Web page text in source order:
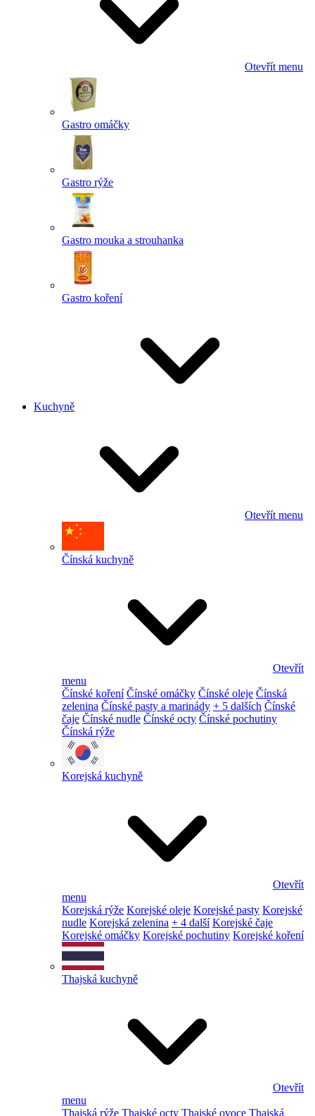
Otevřít menu
Gastro omáčky
Gastro rýže
Gastro mouka a strouhanka
Gastro koření
Kuchyně
Otevřít menu
Čínská kuchyně
Otevřít
menu
Čínské koření Čínské omáčky Čínské oleje Čínská
zelenina Čínské pasty a marinády + 5 dalších Čínské
čaje Čínské nudle Čínské octy Čínské pochutiny
Čínská rýže
Korejská kuchyně
Otevřít
menu
Korejská rýže Korejské oleje Korejské pasty Korejské
nudle Korejská zelenina + 4 další Korejské čaje
Korejské omáčky Korejské pochutiny Korejské koření
Thajská kuchyně
Otevřít
menu
Thajská rýže Thajské octy Thajské ovoce Thajská